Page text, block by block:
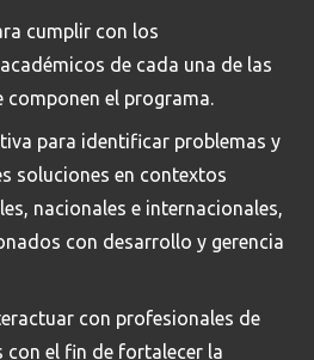
cumplir con los
de cada una de las
componen el programa.
para identificar problemas y
soluciones en contextos
nacionales e internacionales,
con desarrollo y gerencia
con profesionales de
con el fin de fortalecer la